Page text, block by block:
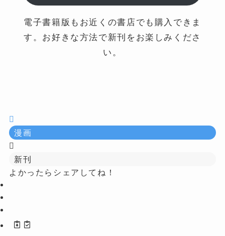
電子書籍版もお近くの書店でも購入できま
す。お好きな方法で新刊をお楽しみくださ
い。
漫画
新刊
よかったらシェアしてね！